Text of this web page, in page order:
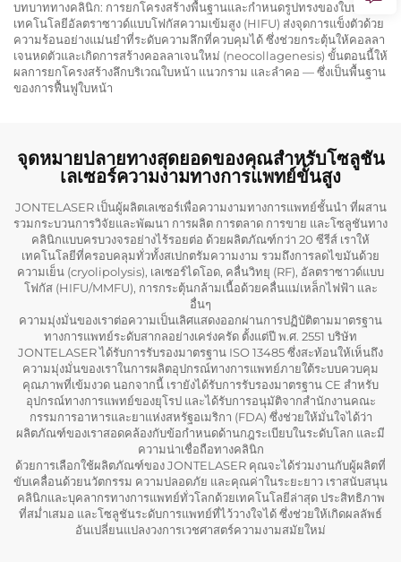
บทบาททางคลินิก: การยกโครงสร้างพื้นฐานและกำหนดรูปทรงของใบหน้า
เทคโนโลยีอัลตราซาวด์แบบโฟกัสความเข้มสูง (HIFU) ส่งจุดการแข็งตัวด้วย
ความร้อนอย่างแม่นยำที่ระดับความลึกที่ควบคุมได้ ซึ่งช่วยกระตุ้นให้คอลลา
เจนหดตัวและเกิดการสร้างคอลลาเจนใหม่ (neocollagenesis) ขั้นตอนนี้ให้
ผลการยกโครงสร้างลึกบริเวณใบหน้า แนวกราม และลำคอ — ซึ่งเป็นพื้นฐาน
ของการฟื้นฟูใบหน้า
จุดหมายปลายทางสุดยอดของคุณสำหรับโซลูชัน
เลเซอร์ความงามทางการแพทย์ขั้นสูง
JONTELASER เป็นผู้ผลิตเลเซอร์เพื่อความงามทางการแพทย์ชั้นนำ ที่ผสาน
รวมกระบวนการวิจัยและพัฒนา การผลิต การตลาด การขาย และโซลูชันทาง
คลินิกแบบครบวงจรอย่างไร้รอยต่อ ด้วยผลิตภัณฑ์กว่า 20 ซีรีส์ เราให้
เทคโนโลยีที่ครอบคลุมทั่วทั้งสเปกตรัมความงาม รวมถึงการลดไขมันด้วย
ความเย็น (cryolipolysis), เลเซอร์ไดโอด, คลื่นวิทยุ (RF), อัลตราซาวด์แบบ
โฟกัส (HIFU/MMFU), การกระตุ้นกล้ามเนื้อด้วยคลื่นแม่เหล็กไฟฟ้า และ
อื่นๆ
ความมุ่งมั่นของเราต่อความเป็นเลิศแสดงออกผ่านการปฏิบัติตามมาตรฐาน
ทางการแพทย์ระดับสากลอย่างเคร่งครัด ตั้งแต่ปี พ.ศ. 2551 บริษัท
JONTELASER ได้รับการรับรองมาตรฐาน ISO 13485 ซึ่งสะท้อนให้เห็นถึง
ความมุ่งมั่นของเราในการผลิตอุปกรณ์ทางการแพทย์ภายใต้ระบบควบคุม
คุณภาพที่เข้มงวด นอกจากนี้ เรายังได้รับการรับรองมาตรฐาน CE สำหรับ
อุปกรณ์ทางการแพทย์ของยุโรป และได้รับการอนุมัติจากสำนักงานคณะ
กรรมการอาหารและยาแห่งสหรัฐอเมริกา (FDA) ซึ่งช่วยให้มั่นใจได้ว่า
ผลิตภัณฑ์ของเราสอดคล้องกับข้อกำหนดด้านกฎระเบียบในระดับโลก และมี
ความน่าเชื่อถือทางคลินิก
ด้วยการเลือกใช้ผลิตภัณฑ์ของ JONTELASER คุณจะได้ร่วมงานกับผู้ผลิตที่
ขับเคลื่อนด้วยนวัตกรรม ความปลอดภัย และคุณค่าในระยะยาว เราสนับสนุน
คลินิกและบุคลากรทางการแพทย์ทั่วโลกด้วยเทคโนโลยีล่าสุด ประสิทธิภาพ
ที่สม่ำเสมอ และโซลูชันระดับการแพทย์ที่ไว้วางใจได้ ซึ่งช่วยให้เกิดผลลัพธ์
อันเปลี่ยนแปลงวงการเวชศาสตร์ความงามสมัยใหม่